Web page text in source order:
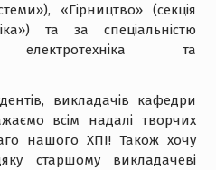
«Гірництво» (секція
та за спеціальністю
електротехніка та
викладачів кафедри
всім надалі творчих
нашого ХПІ! Також хочу
старшому викладачеві